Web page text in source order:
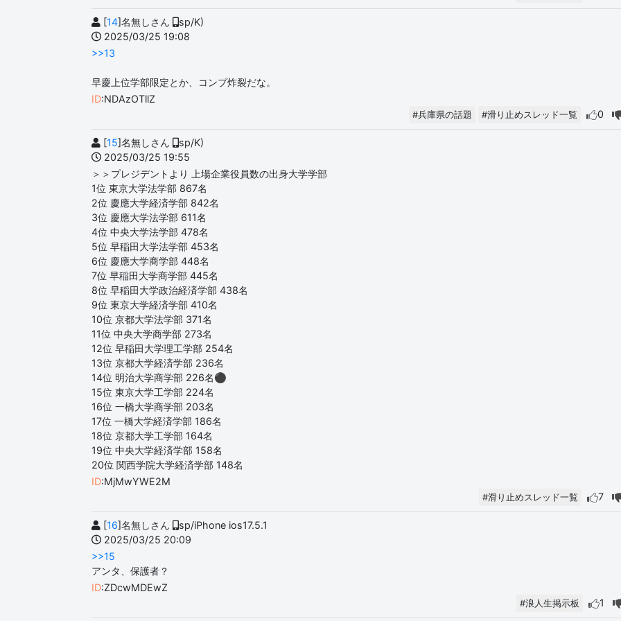
[14]名無しさん
sp/K)
2025/03/25 19:08
>>13
早慶上位学部限定とか、コンプ炸裂だな。
ID:NDAzOTllZ
#兵庫県の話題 #滑り止めスレッド一覧 0
[15]名無しさん
sp/K)
2025/03/25 19:55
＞＞プレジデントより 上場企業役員数の出身大学学部
1位 東京大学法学部 867名
2位 慶應大学経済学部 842名
3位 慶應大学法学部 611名
4位 中央大学法学部 478名
5位 早稲田大学法学部 453名
6位 慶應大学商学部 448名
7位 早稲田大学商学部 445名
8位 早稲田大学政治経済学部 438名
9位 東京大学経済学部 410名
10位 京都大学法学部 371名
11位 中央大学商学部 273名
12位 早稲田大学理工学部 254名
13位 京都大学経済学部 236名
14位 明治大学商学部 226名⚫️
15位 東京大学工学部 224名
16位 一橋大学商学部 203名
17位 一橋大学経済学部 186名
18位 京都大学工学部 164名
19位 中央大学経済学部 158名
20位 関西学院大学経済学部 148名
ID:MjMwYWE2M
#滑り止めスレッド一覧 7
[16]名無しさん
sp/iPhone ios17.5.1
2025/03/25 20:09
>>15
アンタ、保護者？
ID:ZDcwMDEwZ
#浪人生掲示板 1